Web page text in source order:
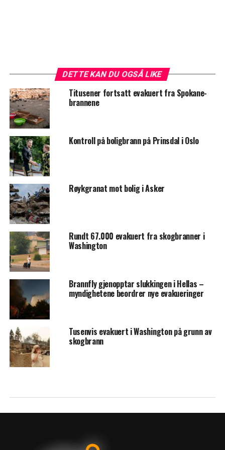
DETTE KAN DU OGSÅ LIKE
Titusener fortsatt evakuert fra Spokane-
brannene
Kontroll på boligbrann på Prinsdal i Oslo
Røykgranat mot bolig i Asker
Rundt 67.000 evakuert fra skogbranner i
Washington
Brannfly gjenopptar slukkingen i Hellas –
myndighetene beordrer nye evakueringer
Tusenvis evakuert i Washington på grunn av
skogbrann